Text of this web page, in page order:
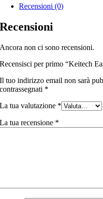
Recensioni (0)
Recensioni
Ancora non ci sono recensioni.
Recensisci per primo “Keitech
Il tuo indirizzo email non sarà
contrassegnati *
La tua valutazione *
La tua recensione *